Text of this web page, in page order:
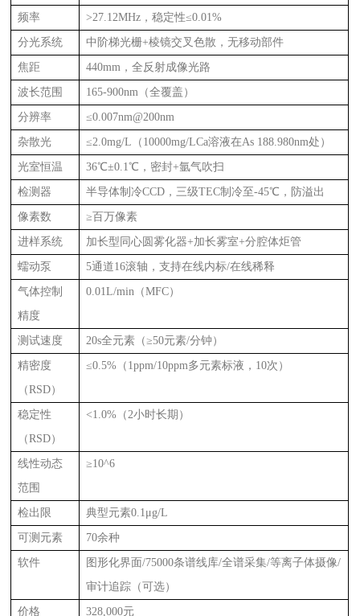
频率 >27.12MHz，稳定性≤0.01%
分光系统 中阶梯光栅+棱镜交叉色散，无移动部件
焦距 440mm，全反射成像光路
波长范围 165-900nm（全覆盖）
分辨率 ≤0.007nm@200nm
杂散光 ≤2.0mg/L（10000mg/LCa溶液在As 188.980nm处）
光室恒温 36℃±0.1℃，密封+氩气吹扫
检测器 半导体制冷CCD，三级TEC制冷至-45℃，防溢出
像素数 ≥百万像素
进样系统 加长型同心圆雾化器+加长雾室+分腔体炬管
蠕动泵 5通道16滚轴，支持在线内标/在线稀释
气体控制
精度
0.01L/min（MFC）
测试速度 20s全元素（≥50元素/分钟）
精密度
（RSD）
≤0.5%（1ppm/10ppm多元素标液，10次）
稳定性
（RSD）
<1.0%（2小时长期）
线性动态
范围
≥10^6
检出限 典型元素0.1μg/L
可测元素 70余种
软件
图形化界面/75000条谱线库/全谱采集/等离子体摄像/
审计追踪（可选）
价格 328,000元